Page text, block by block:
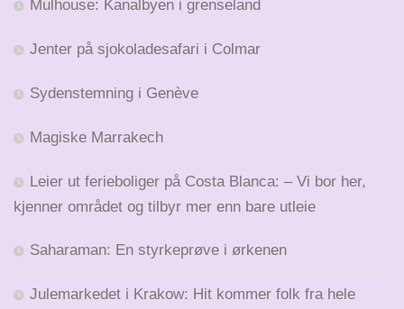
Mulhouse: Kanalbyen i grenseland
Jenter på sjokoladesafari i Colmar
Sydenstemning i Genève
Magiske Marrakech
Leier ut ferieboliger på Costa Blanca: – Vi bor her,
kjenner området og tilbyr mer enn bare utleie
Saharaman: En styrkeprøve i ørkenen
Julemarkedet i Krakow: Hit kommer folk fra hele